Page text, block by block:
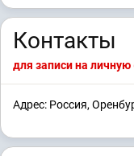
Контакты
для записи на
Адрес: Россия,